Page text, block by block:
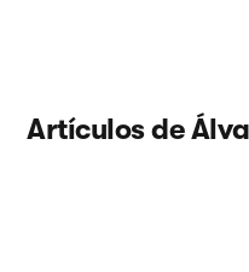
Artículos de